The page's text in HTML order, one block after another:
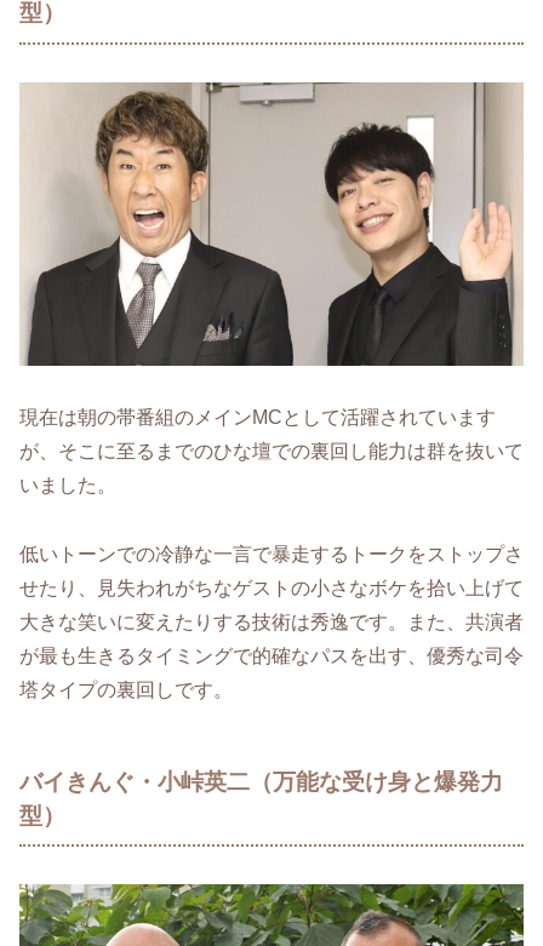
型）
現在は朝の帯番組のメインMCとして活躍されています
が、そこに至るまでのひな壇での裏回し能力は群を抜いて
いました。
低いトーンでの冷静な一言で暴走するトークをストップさ
せたり、見失われがちなゲストの小さなボケを拾い上げて
大きな笑いに変えたりする技術は秀逸です。また、共演者
が最も生きるタイミングで的確なパスを出す、優秀な司令
塔タイプの裏回しです。
バイきんぐ・小峠英二（万能な受け身と爆発力
型）